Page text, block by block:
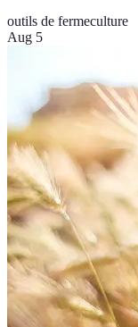
outils de fermeculture
Aug 5